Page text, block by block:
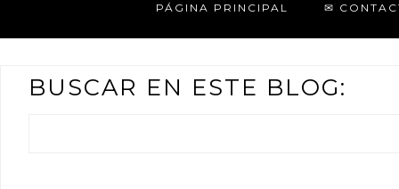
PÁGINA PRINCIPAL ✉
BUSCAR EN ESTE BLOG: